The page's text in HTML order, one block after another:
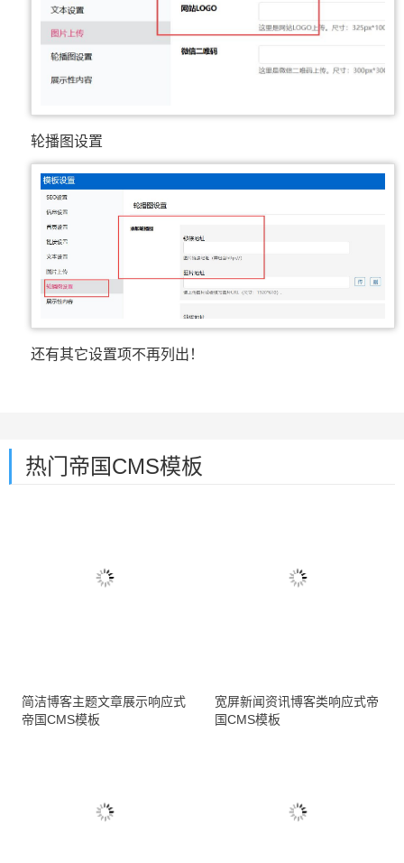
轮播图设置
还有其它设置项不再列出！
热门帝国CMS模板
简洁博客主题文章展示响应式
帝国CMS模板
宽屏新闻资讯博客类响应式帝
国CMS模板